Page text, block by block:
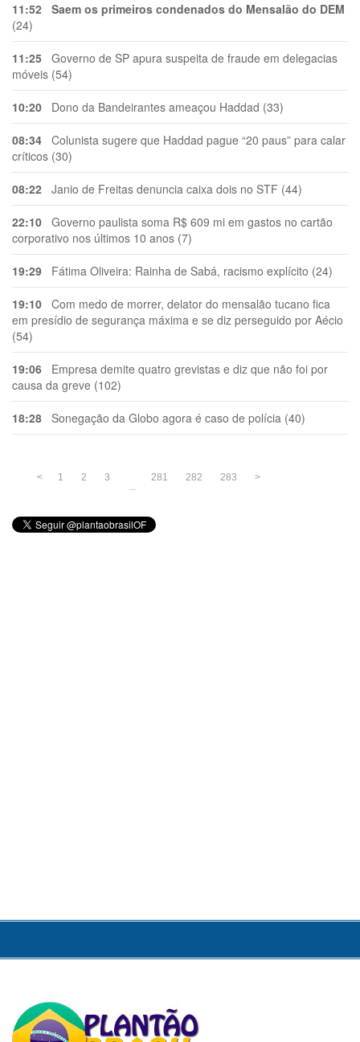
11:52 Saem os primeiros condenados do Mensalão do DEM
(24)
11:25 Governo de SP apura suspeita de fraude em delegacias
móveis (54)
10:20 Dono da Bandeirantes ameaçou Haddad (33)
08:34 Colunista sugere que Haddad pague “20 paus” para calar
críticos (30)
08:22 Janio de Freitas denuncia caixa dois no STF (44)
22:10 Governo paulista soma R$ 609 mi em gastos no cartão
corporativo nos últimos 10 anos (7)
19:29 Fátima Oliveira: Rainha de Sabá, racismo explícito (24)
19:10 Com medo de morrer, delator do mensalão tucano fica
em presídio de segurança máxima e se diz perseguido por Aécio
(54)
19:06 Empresa demite quatro grevistas e diz que não foi por
causa da greve (102)
18:28 Sonegação da Globo agora é caso de polícia (40)
< 1 2
3
...
281 282 283 >